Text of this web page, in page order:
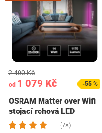
od 1 079 Kč
2 400 Kč
-55 %
OSRAM Matter over Wifi
stojací rohová LED
stojací lampa…(7×)